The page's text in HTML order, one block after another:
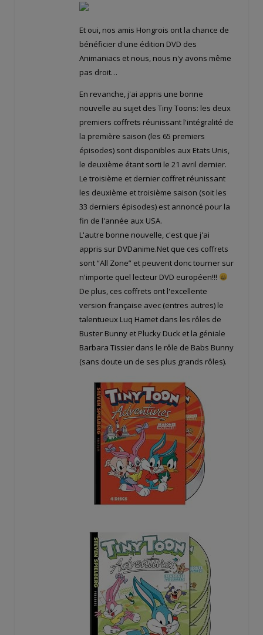
Et oui, nos amis Hongrois ont la chance de
bénéficier d'une édition DVD des
Animaniacs et nous, nous n'y avons même
pas droit…
En revanche, j'ai appris une bonne
nouvelle au sujet des Tiny Toons: les deux
premiers coffrets réunissant l'intégralité de
la première saison (les 65 premiers
épisodes) sont disponibles aux Etats Unis,
le deuxième étant sorti le 21 avril dernier.
Le troisième et dernier coffret réunissant
les deuxième et troisième saison (soit les
33 derniers épisodes) est annoncé pour la
fin de l'année aux USA.
L'autre bonne nouvelle, c'est que j'ai
appris sur DVDanime.Net que ces coffrets
sont “All Zone” et peuvent donc tourner sur
n'importe quel lecteur DVD européen!!!
De plus, ces coffrets ont l'excellente
version française avec (entres autres) le
talentueux Luq Hamet dans les rôles de
Buster Bunny et Plucky Duck et la géniale
Barbara Tissier dans le rôle de Babs Bunny
(sans doute un de ses plus grands rôles).